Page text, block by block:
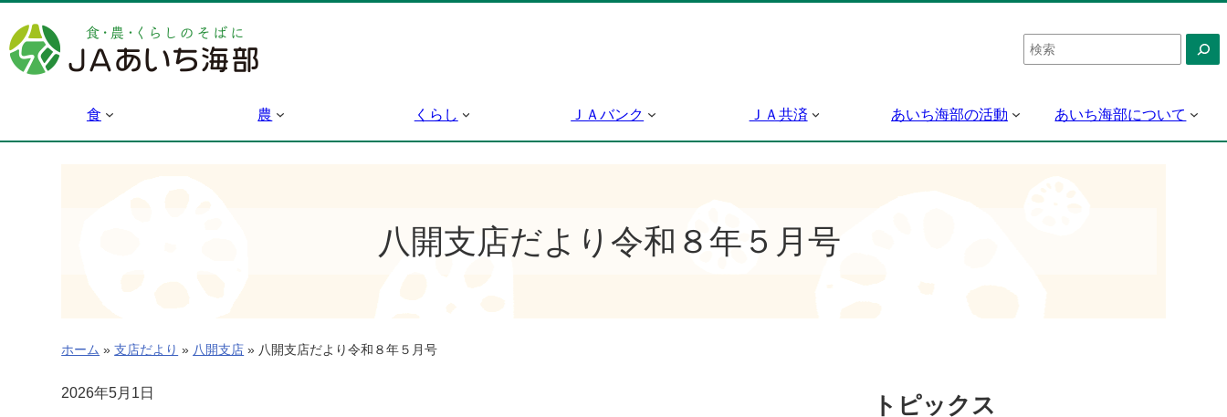
容
を
検
索
食 農 くらし ＪＡバンク ＪＡ共済 あいち海部の活動 あいち海部について
八開支店だより令和８年５月号
ホーム » 支店だより » 八開支店 » 八開支店だより令和８年５月号
2026年5月1日
トピックス